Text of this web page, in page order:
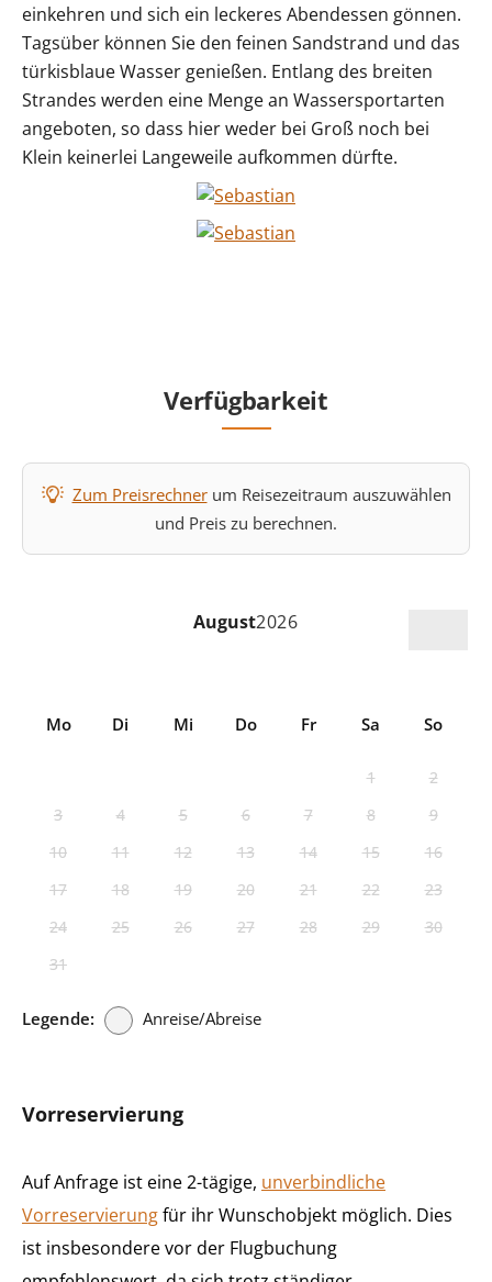
einkehren und sich ein leckeres Abendessen gönnen.
Tagsüber können Sie den feinen Sandstrand und das
türkisblaue Wasser genießen. Entlang des breiten
Strandes werden eine Menge an Wassersportarten
angeboten, so dass hier weder bei Groß noch bei
Klein keinerlei Langeweile aufkommen dürfte.
Verfügbarkeit
Zum Preisrechnerum Reisezeitraum auszuwählen
und Preis zu berechnen.
August2026
Mo Di Mi Do Fr Sa So
1
2
3
4 5 6 7 8
9
10
11 12 13 14 15
16
17
18 19 20 21 22
23
24
25 26 27 28 29
30
31
Legende: Anreise/Abreise
Vorreservierung
Auf Anfrage ist eine 2-tägige, unverbindliche
Vorreservierungfür ihr Wunschobjekt möglich. Dies
ist insbesondere vor der Flugbuchung